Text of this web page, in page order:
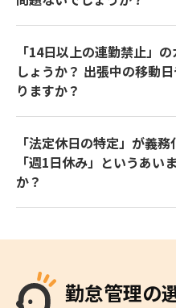
「14日以上の連勤禁止」
しょうか？ 出張中の移動
りますか？
「法定休日の特定」が義
「週1日休み」というあい
か？
勤怠管理の